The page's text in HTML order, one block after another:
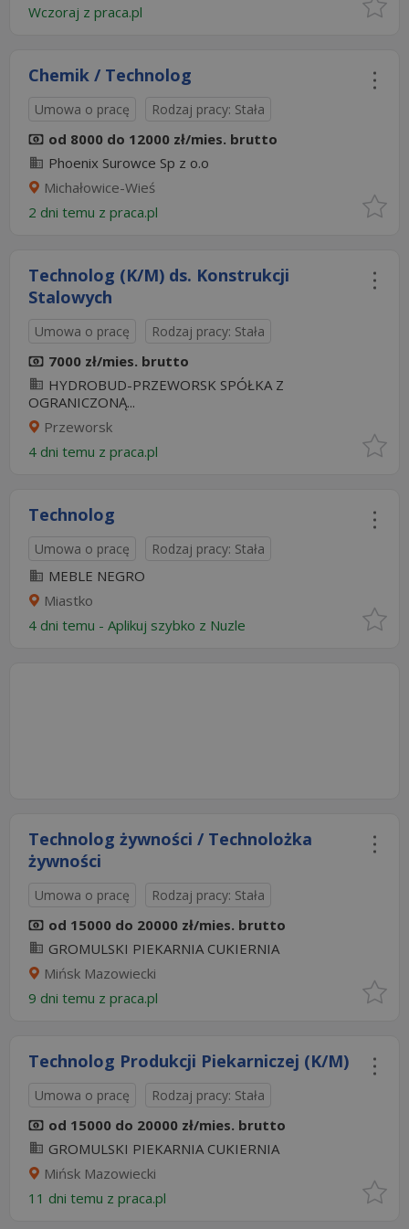
Wczoraj z praca.pl
Chemik / Technolog
Umowa o pracę Rodzaj pracy: Stała
od 8000 do 12000 zł/mies. brutto
Phoenix Surowce Sp z o.o
Michałowice-Wieś
2 dni temu z praca.pl
Technolog (K/M) ds. Konstrukcji
Stalowych
Umowa o pracę Rodzaj pracy: Stała
7000 zł/mies. brutto
HYDROBUD-PRZEWORSK SPÓŁKA Z
OGRANICZONĄ...
Przeworsk
4 dni temu z praca.pl
Technolog
Umowa o pracę Rodzaj pracy: Stała
MEBLE NEGRO
Miastko
4 dni temu - Aplikuj szybko z Nuzle
Technolog żywności / Technolożka
żywności
Umowa o pracę Rodzaj pracy: Stała
od 15000 do 20000 zł/mies. brutto
GROMULSKI PIEKARNIA CUKIERNIA
Mińsk Mazowiecki
9 dni temu z praca.pl
Technolog Produkcji Piekarniczej (K/M)
Umowa o pracę Rodzaj pracy: Stała
od 15000 do 20000 zł/mies. brutto
GROMULSKI PIEKARNIA CUKIERNIA
Mińsk Mazowiecki
11 dni temu z praca.pl